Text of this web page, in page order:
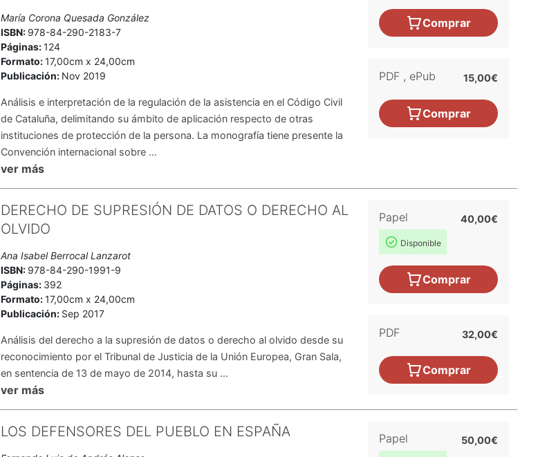
María Corona Quesada González
ISBN: 978-84-290-2183-7
Páginas:124
Formato:17,00cm x 24,00cm
Publicación: Nov 2019
Análisis e interpretación de la regulación de la asistencia en el Código Civil
de Cataluña, delimitando su ámbito de apli­cación respecto de otras
instituciones de protección de la persona. La monografía tiene presente la
Convención internacional sobre ...
ver más
Comprar
PDF , ePub 15,00€
Comprar
DERECHO DE SUPRESIÓN DE DATOS O DERECHO AL
OLVIDO
Ana Isabel Berrocal Lanzarot
ISBN: 978-84-290-1991-9
Páginas: 392
Formato:17,00cm x 24,00cm
Publicación: Sep 2017
Análisis del derecho a la supresión de datos o derecho al olvido desde su
reconocimiento por el Tribunal de Justicia de la Unión Europea, Gran Sala,
en sentencia de 13 de mayo de 2014, hasta su ...
ver más
Papel
Disponible
40,00€
Comprar
PDF 32,00€
Comprar
LOS DEFENSORES DEL PUEBLO EN ESPAÑA Papel 50,00€